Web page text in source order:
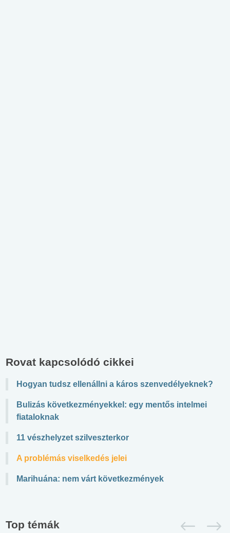
Rovat kapcsolódó cikkei
Hogyan tudsz ellenállni a káros szenvedélyeknek?
Bulizás következményekkel: egy mentős intelmei
fiataloknak
11 vészhelyzet szilveszterkor
A problémás viselkedés jelei
Marihuána: nem várt következmények
Top témák